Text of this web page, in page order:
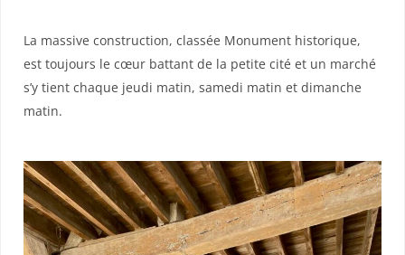
La massive construction, classée Monument historique,
est toujours le cœur battant de la petite cité et un marché
s’y tient chaque jeudi matin, samedi matin et dimanche
matin.